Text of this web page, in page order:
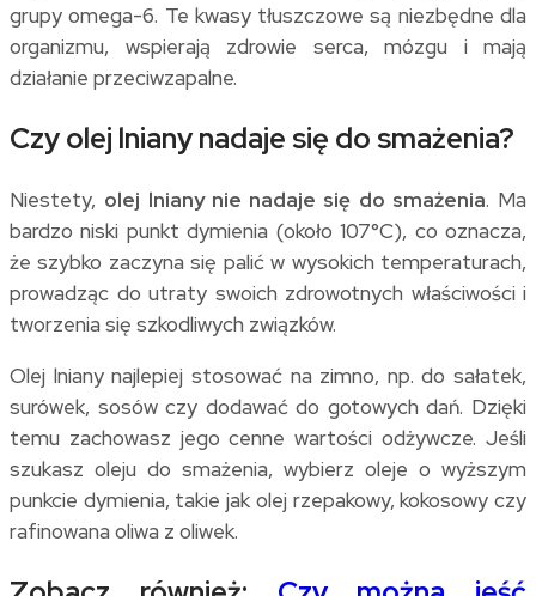
grupy omega-6. Te kwasy tłuszczowe są niezbędne dla
organizmu, wspierają zdrowie serca, mózgu i mają
działanie przeciwzapalne.
Czy olej lniany nadaje się do smażenia?
Niestety, olej lniany nie nadaje się do smażenia. Ma
bardzo niski punkt dymienia (około 107°C), co oznacza,
że szybko zaczyna się palić w wysokich temperaturach,
prowadząc do utraty swoich zdrowotnych właściwości i
tworzenia się szkodliwych związków.
Olej lniany najlepiej stosować na zimno, np. do sałatek,
surówek, sosów czy dodawać do gotowych dań. Dzięki
temu zachowasz jego cenne wartości odżywcze. Jeśli
szukasz oleju do smażenia, wybierz oleje o wyższym
punkcie dymienia, takie jak olej rzepakowy, kokosowy czy
rafinowana oliwa z oliwek.